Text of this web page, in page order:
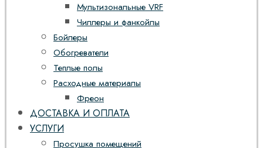
Мультизональные VRF
Чиллеры и фанкойлы
Бойлеры
Обогреватели
Теплые полы
Расходные материалы
Фреон
ДОСТАВКА И ОПЛАТА
УСЛУГИ
Просушка помещений